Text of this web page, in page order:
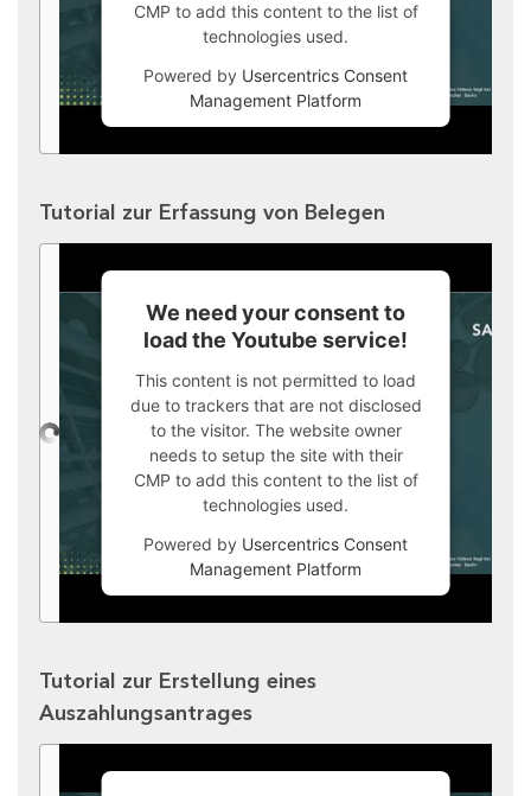
CMP to add this content to the list of
technologies used.
Powered by Usercentrics Consent
Management Platform
Tutorial zur Erfassung von Belegen
We need your consent to
load the Youtube service!
This content is not permitted to load
due to trackers that are not disclosed
to the visitor. The website owner
needs to setup the site with their
CMP to add this content to the list of
technologies used.
Powered by Usercentrics Consent
Management Platform
Tutorial zur Erstellung eines
Auszahlungsantrages